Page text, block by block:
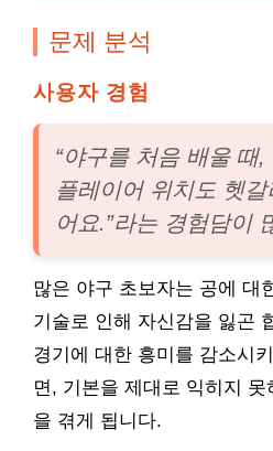
문제 분석
사용자 경험
“야구를 처음 배울 때
플레이어 위치도 헷
어요.”라는 경험담이
많은 야구 초보자는 공에 대
기술로 인해 자신감을 잃곤
경기에 대한 흥미를 감소시
면, 기본을 제대로 익히지
을 겪게 됩니다.